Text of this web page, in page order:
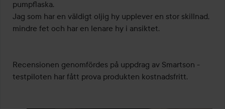
pumpflaska.
Jag som har en väldigt oljig hy upplever en stor skillnad,
mindre fet och har en lenare hy i ansiktet.
Recensionen genomfördes på uppdrag av Smartson -
testpiloten har fått prova produkten kostnadsfritt.